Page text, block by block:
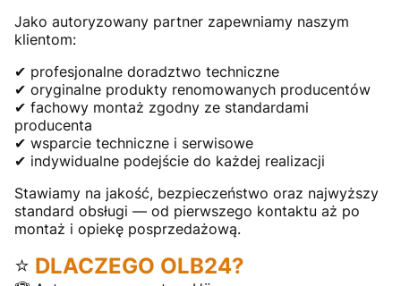
Jako autoryzowany partner zapewniamy naszym
klientom:
✔ profesjonalne doradztwo techniczne
✔ oryginalne produkty renomowanych producentów
✔ fachowy montaż zgodny ze standardami
producenta
✔ wsparcie techniczne i serwisowe
✔ indywidualne podejście do każdej realizacji
Stawiamy na jakość, bezpieczeństwo oraz najwyższy
standard obsługi — od pierwszego kontaktu aż po
montaż i opiekę posprzedażową.
⭐ DLACZEGO OLB24?